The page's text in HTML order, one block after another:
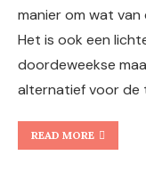
manier om wat
Het is ook een
doordeweekse
alternatief voor de
READ MORE